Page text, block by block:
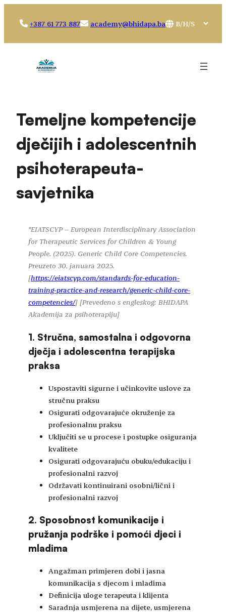
+387 61 773 887 academy@bhidapa.ba
Choose
Temeljne kompetencije
dječijih i adolescentnih
psihoterapeuta-
savjetnika
*EIATSCYP – European Interdisciplinary Association
for Therapeutic Services for Children & Young
People. (2025). Generic Child Core Competencies.
Preuzeto 30. januara 2025.
[https://eiatscyp.com/standards-for-education-
training-practice-and-research/generic-child-core-
competencies/] [Prevedeno s engleskog: BHIDAPA
Akademija za psihoterapiju]
1. Stručna, samostalna i odgovorna
dječja i adolescentna terapijska
praksa
Uspostaviti sigurne i učinkovite uslove za
stručnu praksu
Osigurati odgovarajuće okruženje za
profesionalnu praksu
Uključiti se u procese i postupke osiguranja
kvalitete
Osigurati odgovarajuću obuku/edukaciju i
profesionalni razvoj
Održavati kontinuirani osobni/lični i
profesionalni razvoj
2. Sposobnost komunikacije i
pružanja podrške i pomoći djeci i
mladima
Angažman primjeren dobi i jasna
komunikacija s djecom i mladima
Definicija uloge terapeuta i klijenta
Saradnja usmjerena na dijete, usmjerena